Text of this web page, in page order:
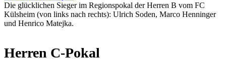
Die glücklichen Sieger im Regionspokal der Herren B vom FC
Külsheim (von links nach rechts): Ulrich Soden, Marco Henninger
und Henrico Matejka.
Herren C-Pokal